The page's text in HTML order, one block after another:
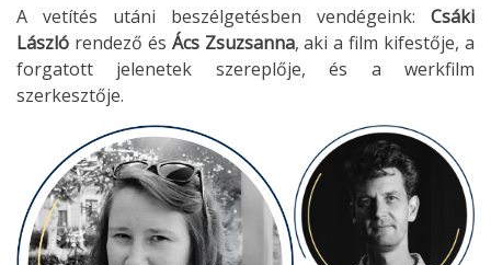
A vetítés utáni beszélgetésben vendégeink: Csáki
László rendező és Ács Zsuzsanna, aki a film kifestője, a
forgatott jelenetek szereplője, és a werkfilm
szerkesztője.